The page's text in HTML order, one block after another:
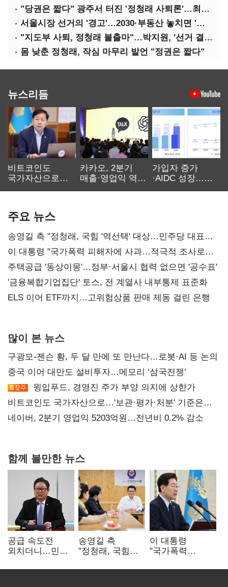
"당권은 짧다" 광주서 터진 '정청래 사퇴론'…최고위 '아수라장'
서울시장 선거의 '경고'…2030·부동산 놓치면 '총선도 대선도' 패배
"지도부 사퇴, 정청래 불출마"…박지원, '선거 결과 책임' 강조
몸 낮춘 정청래, 작심 마무리 발언 "정권은 짧다"
뉴스리듬
비트코인도
국가자산으로…'
카카오, 2분기
매출·영업익 역대
가입자 증가
·AIDC 성장…
주요 뉴스
송영길 측 "정청래, 국힘 '역선택' 대상…민주당 대표로
총선 지휘 못해"
이 대통령 "국가폭력 피해자에 사과…적극적 조사로
진실 밝혀야"
주택공급 '동상이몽'…정부·서울시 협력 없으면 '공수표'
'금융복합기업집단' 토스, 전 계열사 내부통제 표준화
ELS 이어 ETF까지…고위험상품 판매 제동 걸린 은행
많이 본 뉴스
구광모-젠슨 황, 두 달 만에 또 만난다…로봇·AI 등 논의
중국 이어 대만도 설비투자…메모리 ‘삼국전쟁’
윙입푸드, 경영진 주가 부양 의지에 상한가
비트코인도 국가자산으로…'보관·평가·처분' 기준은
숙제
네이버, 2분기 영업익 5203억원…전년비 0.2% 감소
함께 볼만한 뉴스
공급 속도전
외치더니…민주,
리모델링'까지
송영길 측
"정청래, 국힘
민주당 대표로
이 대통령
"국가폭력
적극적 조사로